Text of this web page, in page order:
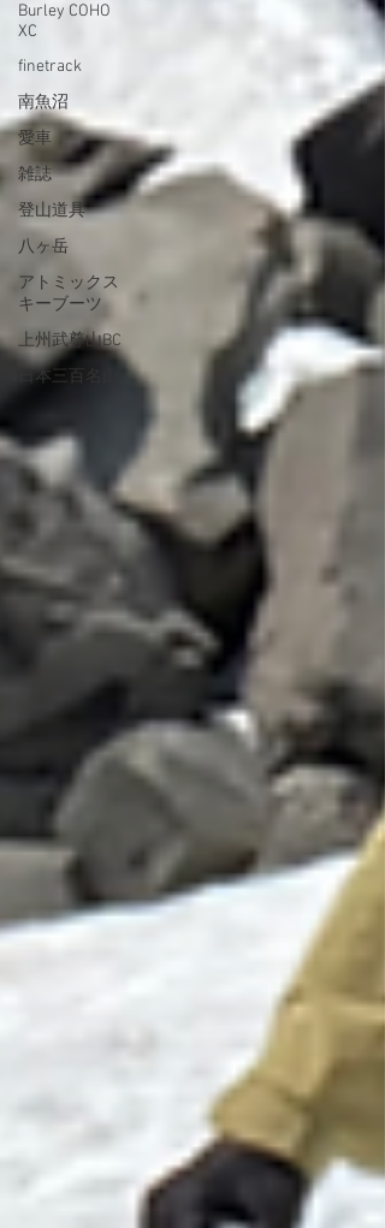
Burley COHO
XC
finetrack
南魚沼
愛車
雑誌
登山道具
八ヶ岳
アトミックス
キーブーツ
上州武尊山BC
日本三百名山